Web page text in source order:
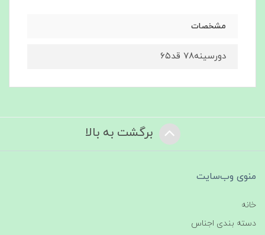
مشخصات
دورسینه۷۸ قد۶۵
برگشت به بالا
منوی وب‌سایت
خانه
دسته بندی اجناس